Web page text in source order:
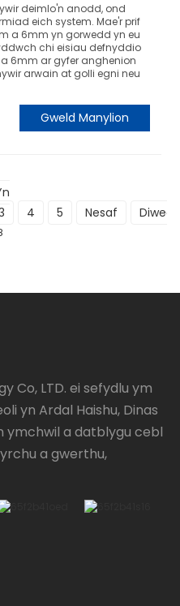
deimlo'n anodd, ond
eich system. Mae'r prif
a 6mm yn gorwedd yn eu
chi eisiau defnyddio
6mm ar gyfer anghenion
arwain at golli egni neu
Gweld Manylion
4 5 Nesaf
Co, LTD. ei sefydlu ym
yn Ardal Haishu, Dinas
ymchwil a datblygu cebl
a gwerthu,